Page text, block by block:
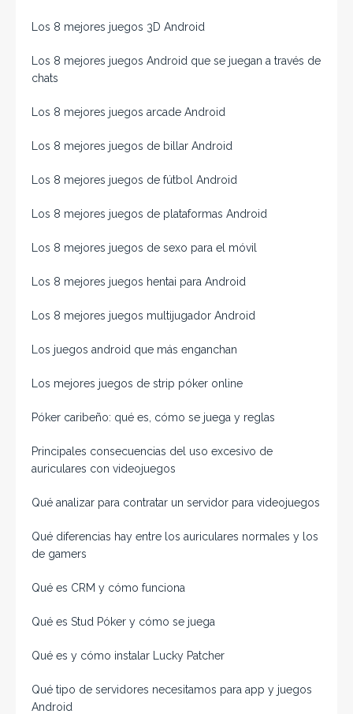
Los 8 mejores juegos 3D Android
Los 8 mejores juegos Android que se juegan a través de
chats
Los 8 mejores juegos arcade Android
Los 8 mejores juegos de billar Android
Los 8 mejores juegos de fútbol Android
Los 8 mejores juegos de plataformas Android
Los 8 mejores juegos de sexo para el móvil
Los 8 mejores juegos hentai para Android
Los 8 mejores juegos multijugador Android
Los juegos android que más enganchan
Los mejores juegos de strip póker online
Póker caribeño: qué es, cómo se juega y reglas
Principales consecuencias del uso excesivo de
auriculares con videojuegos
Qué analizar para contratar un servidor para videojuegos
Qué diferencias hay entre los auriculares normales y los
de gamers
Qué es CRM y cómo funciona
Qué es Stud Póker y cómo se juega
Qué es y cómo instalar Lucky Patcher
Qué tipo de servidores necesitamos para app y juegos
Android